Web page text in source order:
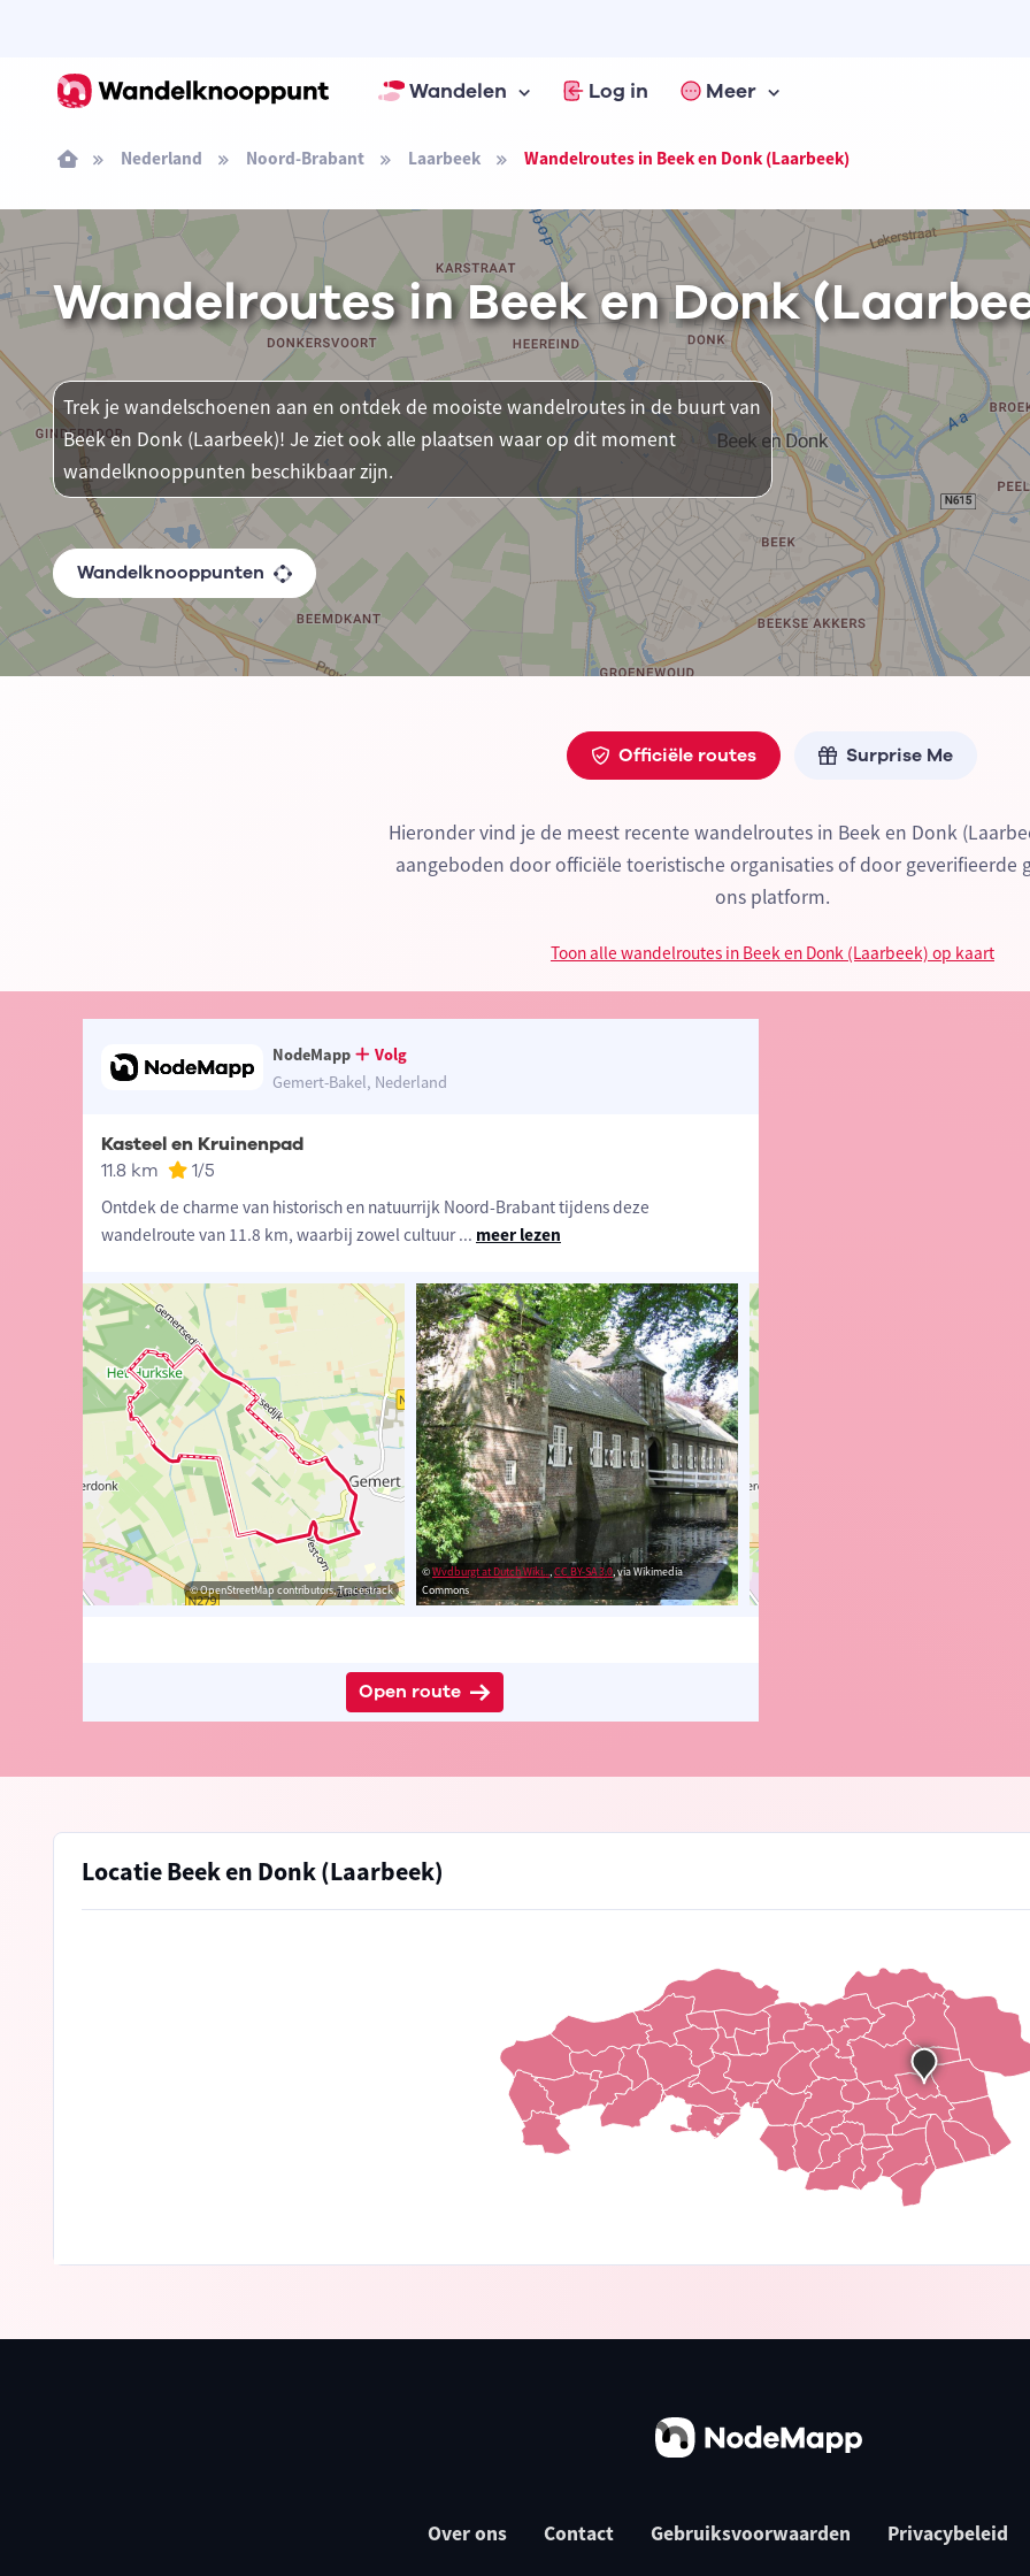
Wandelen Log in Meer
Nederland Noord-Brabant Laarbeek Wandelroutes in Beek en Donk (Laarbeek)
Wandelroutes in Beek en Donk
Trek je wandelschoenen aan en ontdek de mooiste wandelroutes in de buurt van
Beek en Donk (Laarbeek)! Je ziet ook alle plaatsen waar op dit moment
wandelknooppunten beschikbaar zijn.
Wandelknooppunten
Officiële routes Surprise Me
Hieronder vind je de meest recente wandelroutes in Beek en Donk
aangeboden door officiële toeristische organisaties of door geverifieerde
ons platform.
Toon alle wandelroutes in Beek en Donk (Laarbeek) op kaart
NodeMapp
Volg
Gemert-Bakel, Nederland
Kasteel en Kruinenpad
11.8 km 1/5
Ontdek de charme van historisch en natuurrijk Noord-Brabant tijdens deze
wandelroute van 11.8 km, waarbij zowel cultuur... meer lezen
© OpenStreetMap contributors, Tracestrack
©Wvdburgt at Dutch Wiki...,CC BY-SA 3.0, via Wikimedia
Commons
Open route
Locatie Beek en Donk (Laarbeek)
Over ons Contact Gebruiksvoorwaarden Privacybeleid